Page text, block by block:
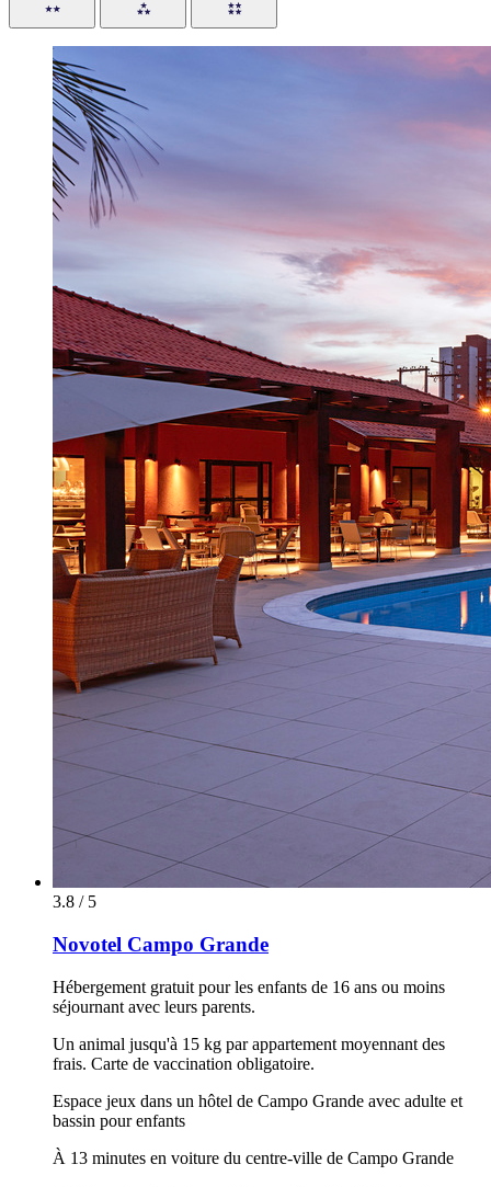
3.8 / 5
Novotel Campo Grande
Hébergement gratuit pour les enfants de 16 ans ou moins
séjournant avec leurs parents.
Un animal jusqu'à 15 kg par appartement moyennant des
frais. Carte de vaccination obligatoire.
Espace jeux dans un hôtel de Campo Grande avec adulte et
bassin pour enfants
À 13 minutes en voiture du centre-ville de Campo Grande